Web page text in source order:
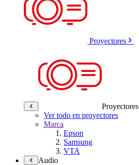
Proyectores
Proyectores
Ver todo en proyectores
Marca
Epson
Samsung
VTA
Audio